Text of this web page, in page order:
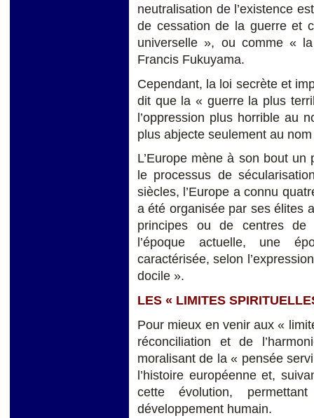
neutralisation de l’existence
de cessation de la guerre et
universelle », ou comme «
Francis Fukuyama.
Cependant, la loi secrète et
dit que la « guerre la plus
l’oppression plus horrible au
plus abjecte seulement au
L’Europe mène à son bout
le processus de
siècles, l’Europe a connu
a été organisée par ses élites
principes ou de centres de
l’époque actuelle, une
caractérisée, selon
docile ».
LES « LIMITES
Pour mieux en venir aux «
réconciliation et de
moralisant de la « pensée
l’histoire européenne et,
cette évolution,
développement humain.